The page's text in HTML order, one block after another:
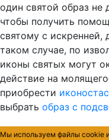
один святой образ не
чтобы получить
святому с искренней,
таком случае, по
иконы святых могут
действие на
приобрести
выбрать образ с
Мы используем файлы cookie